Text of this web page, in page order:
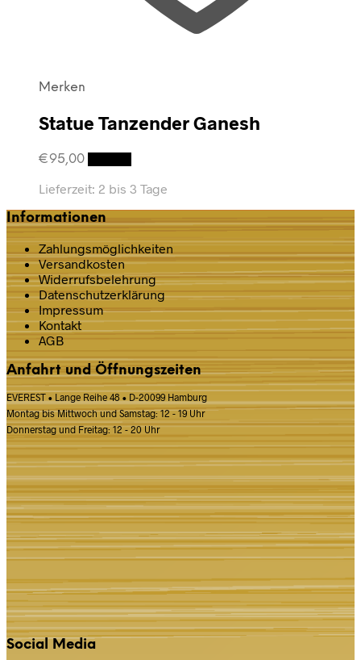
Merken
Statue Tanzender Ganesh
€95,00
Lieferzeit: 2 bis 3 Tage
Informationen
Zahlungsmöglichkeiten
Versandkosten
Widerrufsbelehrung
Datenschutz­erklärung
Impressum
Kontakt
AGB
Anfahrt und Öffnungszeiten
EVEREST • Lange Reihe 48 • D-20099 Hamburg
Montag bis Mittwoch und Samstag: 12 - 19 Uhr
Donnerstag und Freitag: 12 - 20 Uhr
Social Media